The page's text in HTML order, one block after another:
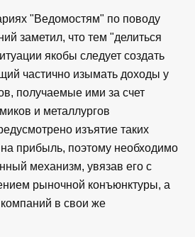
"Ведомостям" по поводу
заметил, что тем "делиться
якобы следует создать
частично изымать доходы у
получаемые ими за счет
и металлургов
изъятие таких
прибыль, поэтому необходимо
механизм, увязав его с
рыночной конъюнктуры, а
в свои же